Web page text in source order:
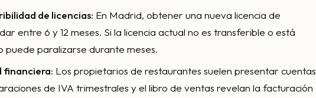
de licencias: En Madrid, obtener una nueva licencia de
entre 6 y 12 meses. Si la licencia actual no es transferible o está
puede paralizarse durante meses.
financiera: Los propietarios de restaurantes suelen presentar cuentas
de IVA trimestrales y el libro de ventas revelan la facturación